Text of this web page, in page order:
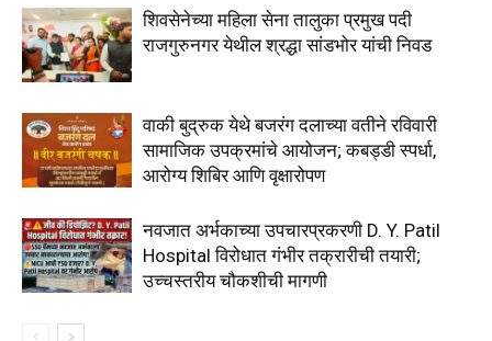
शिवसेनेच्या महिला सेना तालुका प्रमुख पदी
राजगुरुनगर येथील श्रद्धा सांडभोर यांची निवड
वाकी बुद्रुक येथे बजरंग दलाच्या वतीने रविवारी
सामाजिक उपक्रमांचे आयोजन; कबड्डी स्पर्धा,
आरोग्य शिबिर आणि वृक्षारोपण
नवजात अर्भकाच्या उपचारप्रकरणी D. Y. Patil
Hospital विरोधात गंभीर तक्रारीची तयारी;
उच्चस्तरीय चौकशीची मागणी